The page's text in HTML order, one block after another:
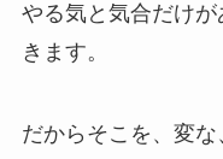
やる気と気合だけ
きます。
だからそこを、変